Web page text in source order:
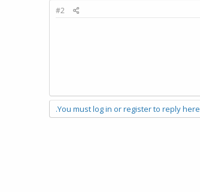
#2
You must log in or register to reply here.